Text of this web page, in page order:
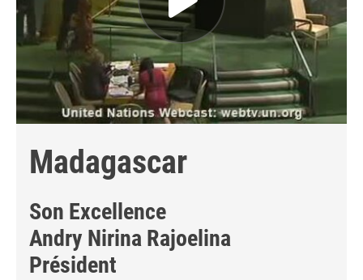
Madagascar
Son Excellence
Andry Nirina Rajoelina
Président